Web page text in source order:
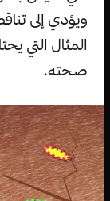
ويؤدي إلى
المثال التي
صحته.